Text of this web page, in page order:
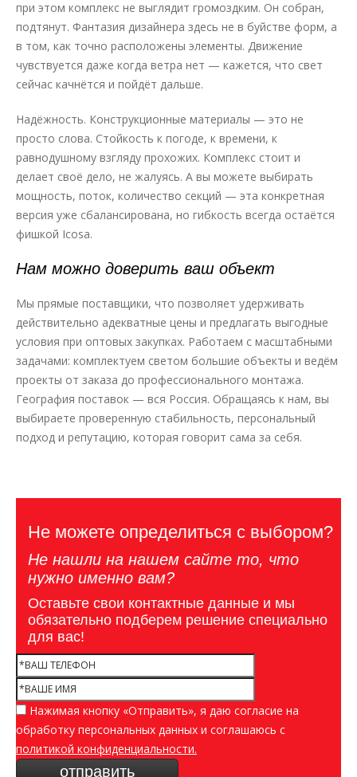
при этом комплекс не выглядит громоздким. Он собран,
подтянут. Фантазия дизайнера здесь не в буйстве форм, а
в том, как точно расположены элементы. Движение
чувствуется даже когда ветра нет — кажется, что свет
сейчас качнётся и пойдёт дальше.
Надёжность. Конструкционные материалы — это не
просто слова. Стойкость к погоде, к времени, к
равнодушному взгляду прохожих. Комплекс стоит и
делает своё дело, не жалуясь. А вы можете выбирать
мощность, поток, количество секций — эта конкретная
версия уже сбалансирована, но гибкость всегда остаётся
фишкой Icosa.
Нам можно доверить ваш объект
Мы прямые поставщики, что позволяет удерживать
действительно адекватные цены и предлагать выгодные
условия при оптовых закупках. Работаем с масштабными
задачами: комплектуем светом большие объекты и ведём
проекты от заказа до профессионального монтажа.
География поставок — вся Россия. Обращаясь к нам, вы
выбираете проверенную стабильность, персональный
подход и репутацию, которая говорит сама за себя.
Не можете определиться с выбором?
Не нашли на нашем сайте то, что
нужно именно вам?
Оставьте свои контактные данные и мы
обязательно подберем решение специально
для вас!
Нажимая кнопку «Отправить», я даю согласие на
обработку персональных данных и соглашаюсь c
политикой конфиденциальности.